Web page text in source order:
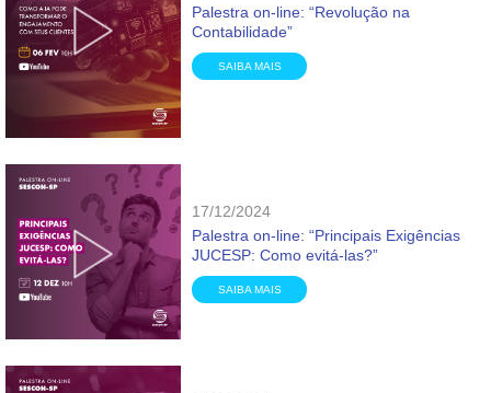
Palestra on-line: “Revolução na
Contabilidade”
SAIBA MAIS
17/12/2024
Palestra on-line: “Principais Exigências
JUCESP: Como evitá-las?”
SAIBA MAIS